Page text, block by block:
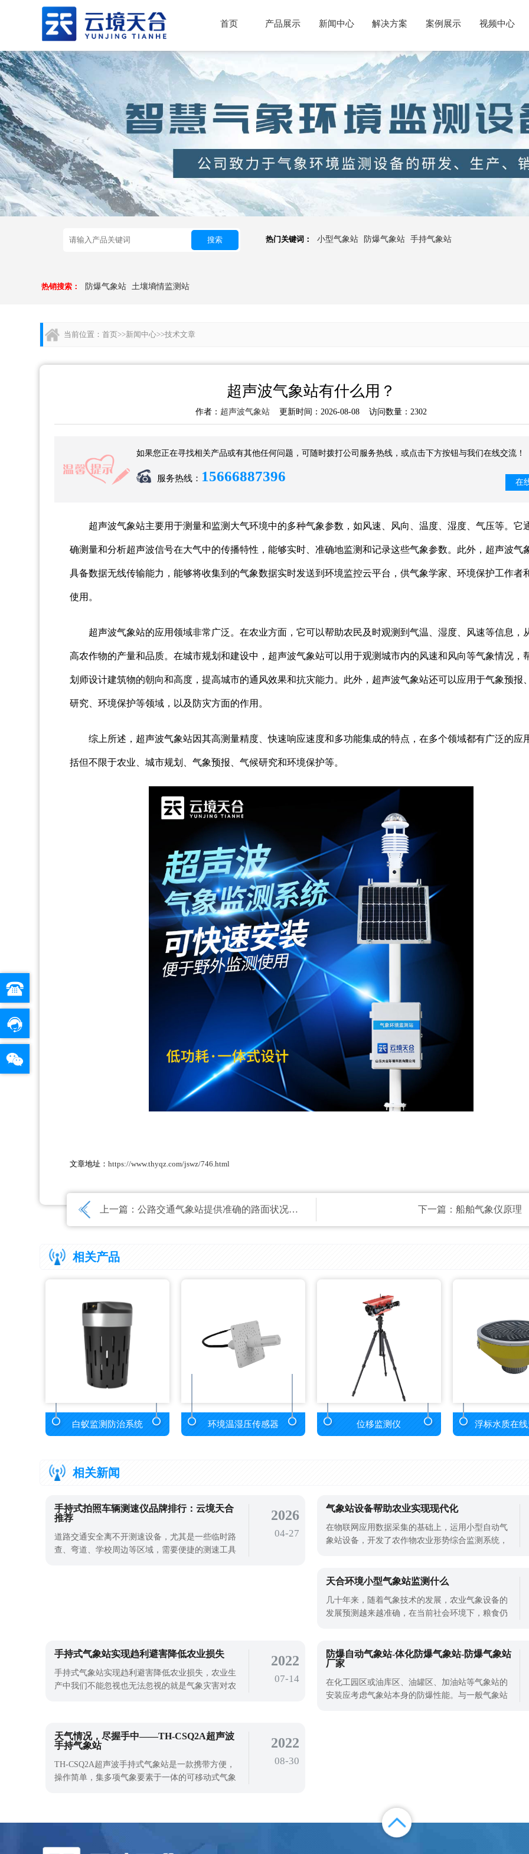
首页 产品展示 新闻中心 解决方案 案例展示 视频中心
搜索 热门关键词： 小型气象站 防爆气象站 手持气象站
热销搜索： 防爆气象站 土壤墒情监测站
当前位置：首页>>新闻中心>>技术文章
超声波气象站有什么用？
作者： 超声波气象站更新时间：2026-08-08 访问数量：2302
如果您正在寻找相关产品或有其他任何问题，可随时拨打公司服务热线，或点击下方按钮与我们在线交流！
服务热线： 15666887396 在
超声波气象站主要用于测量和监测大气环境中的多种气象参数，如风速、风向、温度、湿度、气压等。它
确测量和分析超声波信号在大气中的传播特性，能够实时、准确地监测和记录这些气象参数。此外，超声波气
具备数据无线传输能力，能够将收集到的气象数据实时发送到环境监控云平台，供气象学家、环境保护工作者
使用。
超声波气象站的应用领域非常广泛。在农业方面，它可以帮助农民及时观测到气温、湿度、风速等信息，
高农作物的产量和品质。在城市规划和建设中，超声波气象站可以用于观测城市内的风速和风向等气象情况，
划师设计建筑物的朝向和高度，提高城市的通风效果和抗灾能力。此外，超声波气象站还可以应用于气象预报
研究、环境保护等领域，以及防灾方面的作用。
综上所述，超声波气象站因其高测量精度、快速响应速度和多功能集成的特点，在多个领域都有广泛的应
括但不限于农业、城市规划、气象预报、气候研究和环境保护等。
文章地址：https://www.thyqz.com/jswz/746.html
上一篇：公路交通气象站提供准确的路面状况信息保障出行安全 下一篇：船舶气象仪原理
相关产品
白蚁监测防治系统 环境温湿压传感器 位移监测仪 浮标水质在
相关新闻
手持式拍照车辆测速仪品牌排行：云境天合
推荐
道路交通安全离不开测速设备，尤其是一些临时路
查、弯道、学校周边等区域，需要便捷的测速工具
2026
04-27
气象站设备帮助农业实现现代化
在物联网应用数据采集的基础上，运用小型自动气
象站设备，开发了农作物农业形势综合监测系统，
农业信息技术，准确收集田间信息，将以往的传统
药、水肥的精确控制，减小浪费，减小污
天合环境小型气象站监测什么
几十年来，随着气象技术的发展，农业气象设备的
发展预测越来越准确，在当前社会环境下，粮食仍
气象站可以实时监测气象数据，监测气象数据可以
通过传感器上传到计算机后台，提供给种植者实时
观测。天合环境小型气象站就是一款被广
手持式气象站实现趋利避害降低农业损失
手持式气象站实现趋利避害降低农业损失，农业生
产中我们不能忽视也无法忽视的就是气象灾害对农
做的就是借助手持式气象站加强对农业气象环境的
监测，只要了解气象的变化情况，才能合
2022
07-14
防爆自动气象站-体化防爆气象站-防爆气象站
厂家
在化工园区或油库区、油罐区、加油站等气象站的
安装应考虑气象站本身的防爆性能。与一般气象站
天气情况，尽握手中——TH-CSQ2A超声波
手持气象站
TH-CSQ2A超声波手持式气象站是一款携带方便，
操作简单，集多项气象要素于一体的可移动式气象
去了维修保养的后顾之忧。目前该设备已经广泛应
用在农业、林业、环保、水利、气象研究、
2022
08-30